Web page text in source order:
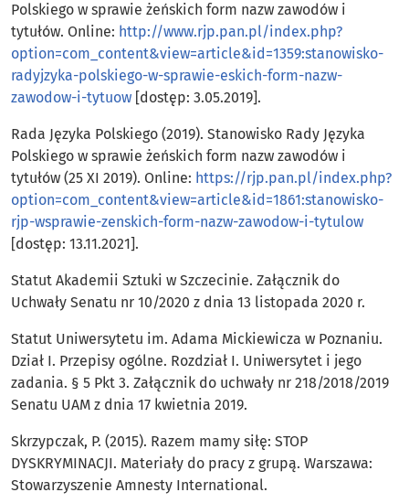
Polskiego w sprawie żeńskich form nazw zawodów i
tytułów. Online: http://www.rjp.pan.pl/index.php?
option=com_content&view=article&id=1359:stanowisko-
radyjzyka-polskiego-w-sprawie-eskich-form-nazw-
zawodow-i-tytuow [dostęp: 3.05.2019].
Rada Języka Polskiego (2019). Stanowisko Rady Języka
Polskiego w sprawie żeńskich form nazw zawodów i
tytułów (25 XI 2019). Online: https://rjp.pan.pl/index.php?
option=com_content&view=article&id=1861:stanowisko-
rjp-wsprawie-zenskich-form-nazw-zawodow-i-tytulow
[dostęp: 13.11.2021].
Statut Akademii Sztuki w Szczecinie. Załącznik do
Uchwały Senatu nr 10/2020 z dnia 13 listopada 2020 r.
Statut Uniwersytetu im. Adama Mickiewicza w Poznaniu.
Dział I. Przepisy ogólne. Rozdział I. Uniwersytet i jego
zadania. § 5 Pkt 3. Załącznik do uchwały nr 218/2018/2019
Senatu UAM z dnia 17 kwietnia 2019.
Skrzypczak, P. (2015). Razem mamy siłę: STOP
DYSKRYMINACJI. Materiały do pracy z grupą. Warszawa:
Stowarzyszenie Amnesty International.